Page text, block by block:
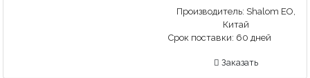
Производитель: Shalom EO,
Китай
Срок поставки: 60 дней
Заказать